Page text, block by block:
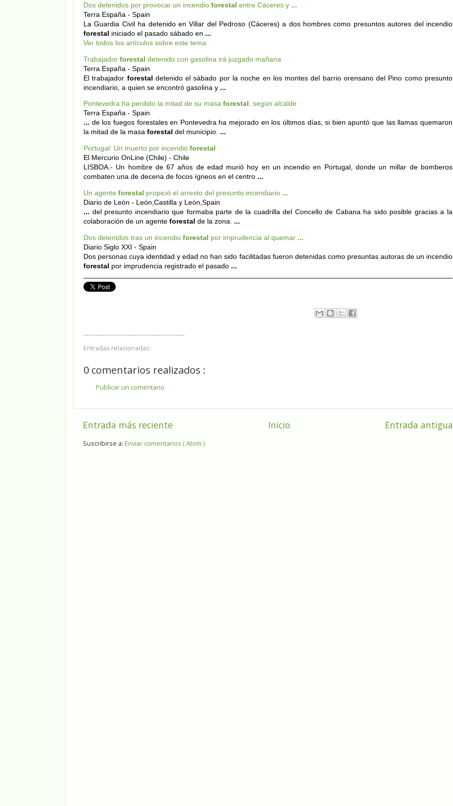
Dos detenidos por provocar un incendio forestal entre Cáceres y ...
Terra España - Spain
La Guardia Civil ha detenido en Villar del Pedroso (Cáceres) a dos hombres como presuntos autores del incendio
forestal iniciado el pasado sábado en ...
Ver todos los artículos sobre este tema
Trabajador forestal detenido con gasolina irá juzgado mañana
Terra España - Spain
El trabajador forestal detenido el sábado por la noche en los montes del barrio orensano del Pino como presunto
incendiario, a quien se encontró gasolina y ...
Pontevedra ha perdido la mitad de su masa forestal, según alcalde
Terra España - Spain
... de los fuegos forestales en Pontevedra ha mejorado en los últimos días, si bien apuntó que las llamas quemaron
la mitad de la masa forestal del municipio. ...
Portugal: Un muerto por incendio forestal
El Mercurio OnLine (Chile) - Chile
LISBOA.- Un hombre de 67 años de edad murió hoy en un incendio en Portugal, donde un millar de bomberos
combaten una de decena de focos ígneos en el centro ...
Un agente forestal propició el arresto del presunto incendiario ...
Diario de León - León,Castilla y León,Spain
... del presunto incendiario que formaba parte de la cuadrilla del Concello de Cabana ha sido posible gracias a la
colaboración de un agente forestal de la zona. ...
Dos detenidos tras un incendio forestal por imprudencia al quemar ...
Diario Siglo XXI - Spain
Dos personas cuya identidad y edad no han sido facilitadas fueron detenidas como presuntas autoras de un incendio
forestal por imprudencia registrado el pasado ...
Entradas relacionadas:
0 comentarios realizados :
Publicar un comentario
Entrada más reciente Entrada antigua
Inicio
Suscribirse a: Enviar comentarios ( Atom )